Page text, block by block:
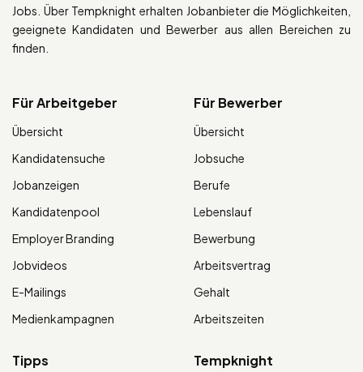
Jobs. Über Tempknight erhalten Jobanbieter die Möglichkeiten,
geeignete Kandidaten und Bewerber aus allen Bereichen zu
finden.
Für Arbeitgeber
Übersicht
Kandidatensuche
Jobanzeigen
Kandidatenpool
Employer Branding
Jobvideos
E-Mailings
Medienkampagnen
Für Bewerber
Übersicht
Jobsuche
Berufe
Lebenslauf
Bewerbung
Arbeitsvertrag
Gehalt
Arbeitszeiten
Tipps Tempknight